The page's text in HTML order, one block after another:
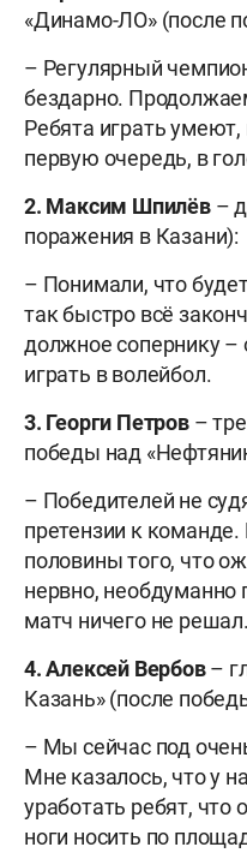
«Динамо-ЛО» (после
– Регулярный
бездарно.
Ребята играть умеют,
первую очередь, в
2. Максим Шпилёв–
поражения в Казани):
– Понимали, что
так быстро всё
должное сопернику –
играть в волейбол.
3. Георги Петров–
победы над
– Победителей не
претензии к
половины того, что
нервно, необдуманно
матч ничего не решал.
4. Алексей Вербов–
Казань» (после
– Мы сейчас под
Мне казалось, что у
уработать ребят, что
ноги носить по